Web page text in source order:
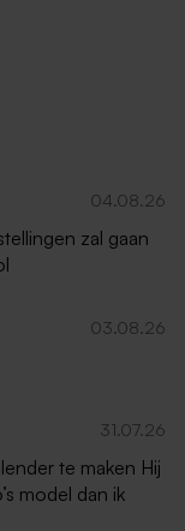
04.08.26
zal gaan
03.08.26
31.07.26
te maken Hij
model dan ik